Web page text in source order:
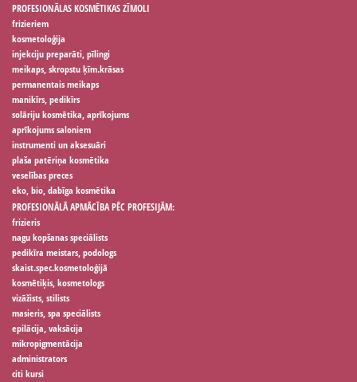
PROFESIONĀLAS KOSMĒTIKAS ZĪMOLI
frizieriem
kosmetoloģija
injekciju preparāti, pīlingi
meikaps, skropstu ķīm.krāsas
permanentais meikaps
manikīrs, pedikīrs
solāriju kosmētika, aprīkojums
aprīkojums saloniem
instrumenti un aksesuāri
plaša patēriņa kosmētika
veselības preces
eko, bio, dabīga kosmētika
PROFESIONĀLĀ APMĀCĪBA PĒC PROFESIJĀM:
frizieris
nagu kopšanas speciālists
pedikīra meistars, podologs
skaist.spec.kosmetoloģijā
kosmētiķis, kosmetologs
vizāžists, stilists
masieris, spa speciālists
epilācija, vaksācija
mikropigmentācija
administrators
citi kursi